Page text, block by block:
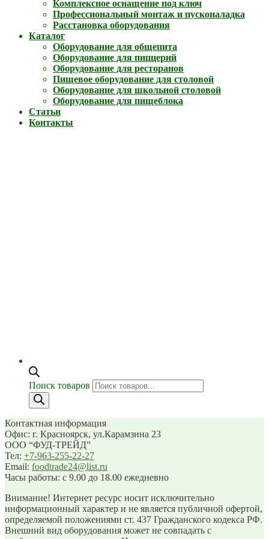
Комплексное оснащение под ключ
Профессиональный монтаж и пусконаладка
Расстановка оборудования
Каталог
Оборудование для общепита
Оборудование для пиццерий
Оборудование для ресторанов
Пищевое оборудование для столовой
Оборудование для школьной столовой
Оборудование для пищеблока
Статьи
Контакты
Поиск товаров
Контактная информация
Офис: г. Красноярск, ул.Карамзина 23
ООО “ФУД-ТРЕЙД”
Тел: +7-963-255-22-27
Email: foodtrade24@list.ru
Часы работы: с 9.00 до 18.00 ежедневно
Внимание! Интернет ресурс носит исключительно
информационный характер и не является публичной офертой,
определяемой положениями ст. 437 Гражданского кодекса РФ.
Внешний вид оборудования может не совпадать с